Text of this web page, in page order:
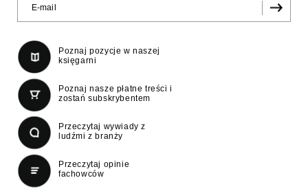
Poznaj pozycje w naszej
księgarni
Poznaj nasze płatne treści i
zostań subskrybentem
Przeczytaj wywiady z
ludźmi z branży
Przeczytaj opinie
fachowców